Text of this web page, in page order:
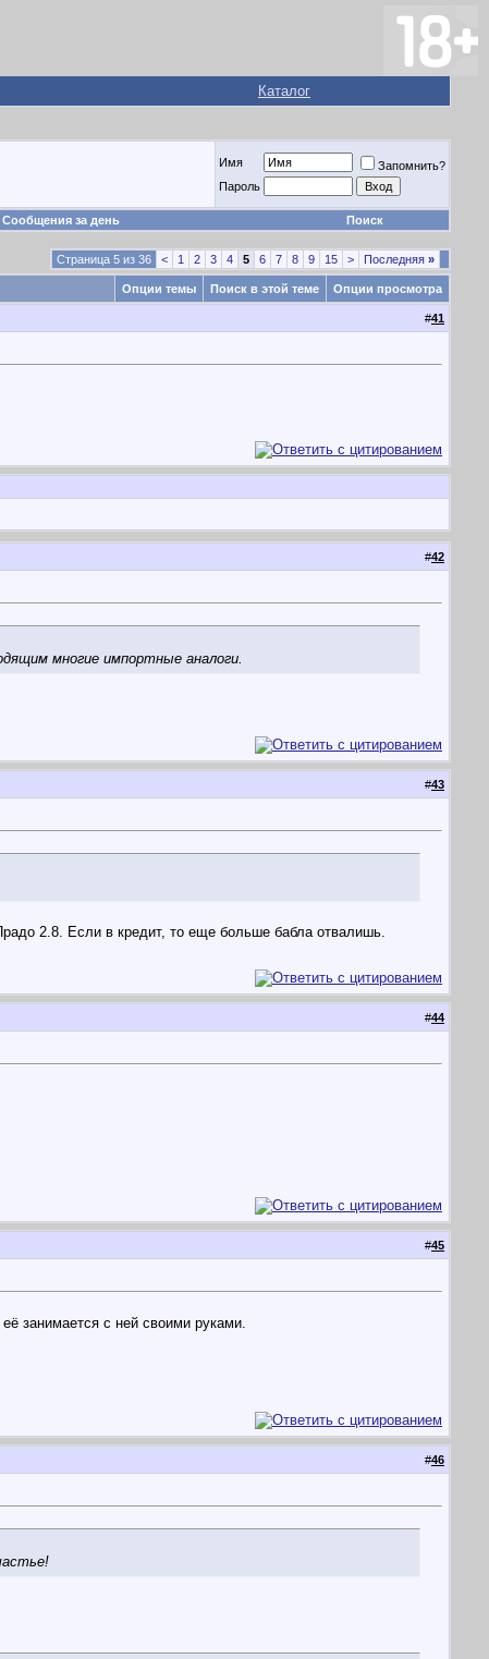
Каталог
Имя
Запомнить?
Пароль
Сообщения за день Поиск
Страница 5 из 36 < 1 2 3 4 5 6 7 8 9 15 > Последняя »
Опции темы Поиск в этой теме Опции просмотра
#41
#42
многие импортные аналоги.
#43
2.8. Если в кредит, то еще больше бабла отвалишь.
#44
#45
занимается с ней своими руками.
#46